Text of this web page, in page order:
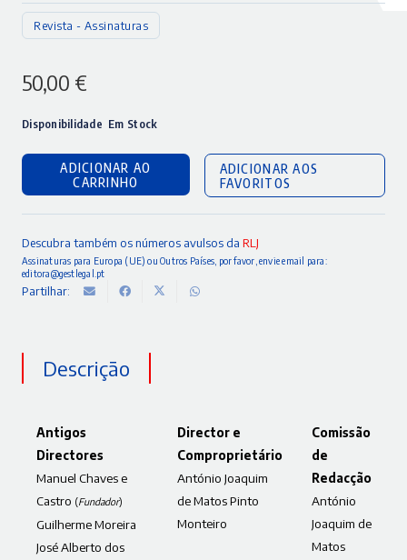
Revista - Assinaturas
50,00 €
Disponibilidade Em Stock
ADICIONAR AO
CARRINHO
ADICIONAR AOS
FAVORITOS
Descubra também os números avulsos da RLJ
Assinaturas para Europa (UE) ou Outros Países, por favor, envie email para:
editora@gestlegal.pt
Partilhar:
Descrição
Antigos
Directores
Manuel Chaves e
Castro (Fundador)
Guilherme Moreira
José Alberto dos
Director e
Comproprietário
António Joaquim
de Matos Pinto
Monteiro
Comissão
de
Redacção
António
Joaquim de
Matos